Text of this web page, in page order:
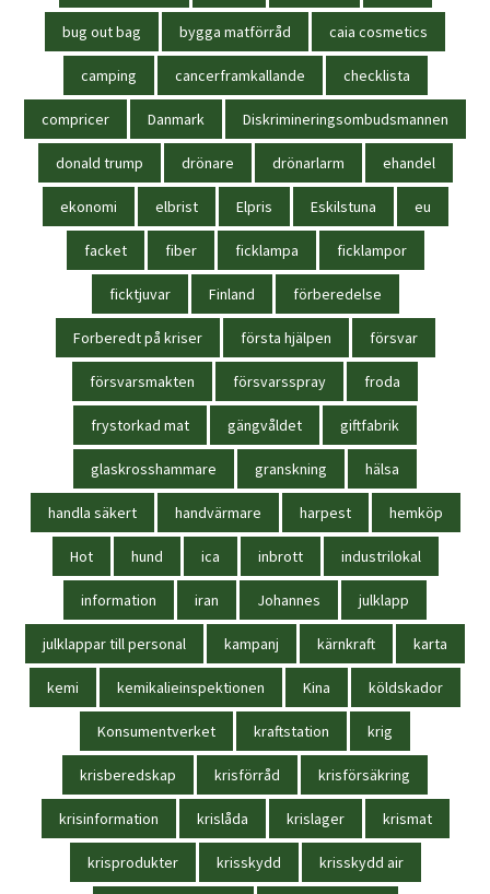
bug out bag bygga matförråd caia cosmetics
camping cancerframkallande checklista
compricer Danmark Diskrimineringsombudsmannen
donald trump drönare drönarlarm ehandel
ekonomi elbrist Elpris Eskilstuna eu
facket fiber ficklampa ficklampor
ficktjuvar Finland förberedelse
Forberedt på kriser första hjälpen försvar
försvarsmakten försvarsspray froda
frystorkad mat gängvåldet giftfabrik
glaskrosshammare granskning hälsa
handla säkert handvärmare harpest hemköp
Hot hund ica inbrott industrilokal
information iran Johannes julklapp
julklappar till personal kampanj kärnkraft karta
kemi kemikalieinspektionen Kina köldskador
Konsumentverket kraftstation krig
krisberedskap krisförråd krisförsäkring
krisinformation krislåda krislager krismat
krisprodukter krisskydd krisskydd air